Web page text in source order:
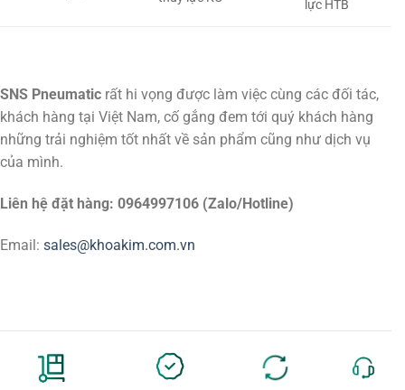
lực HTB
SNS Pneumatic rất hi vọng được làm việc cùng các đối tác,
khách hàng tại Việt Nam, cố gắng đem tới quý khách hàng
những trải nghiệm tốt nhất về sản phẩm cũng như dịch vụ
của mình.
Liên hệ đặt hàng: 0964997106 (Zalo/Hotline)
Email: sales@khoakim.com.vn